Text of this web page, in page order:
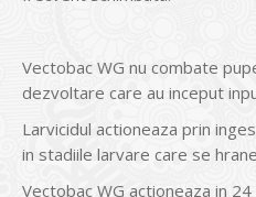
Vectobac WG nu combate
dezvoltare care au inceput
Larvicidul actioneaza prin
in stadiile larvare care se
Vectobac WG actioneaza in